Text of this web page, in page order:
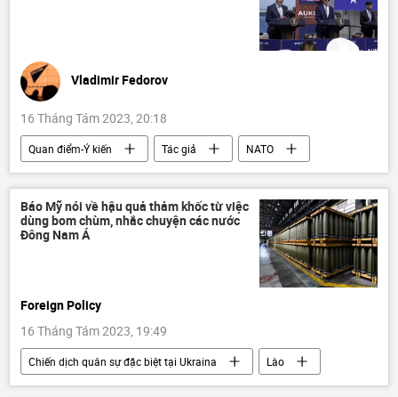
Vladimir Fedorov
16 Tháng Tám 2023, 20:18
Quan điểm-Ý kiến Tác giả
NATO
AUKUS
Thế giới
Chính trị
Nga
Trung Quốc
phương Tây
quan hệ song phương
Báo Mỹ nói về hậu quả thảm khốc từ việc
dùng bom chùm, nhắc chuyện các nước
Đông Nam Á
Foreign Policy
16 Tháng Tám 2023, 19:49
Chiến dịch quân sự đặc biệt tại Ukraina
Lào
Báo chí thế giới
Joe Biden